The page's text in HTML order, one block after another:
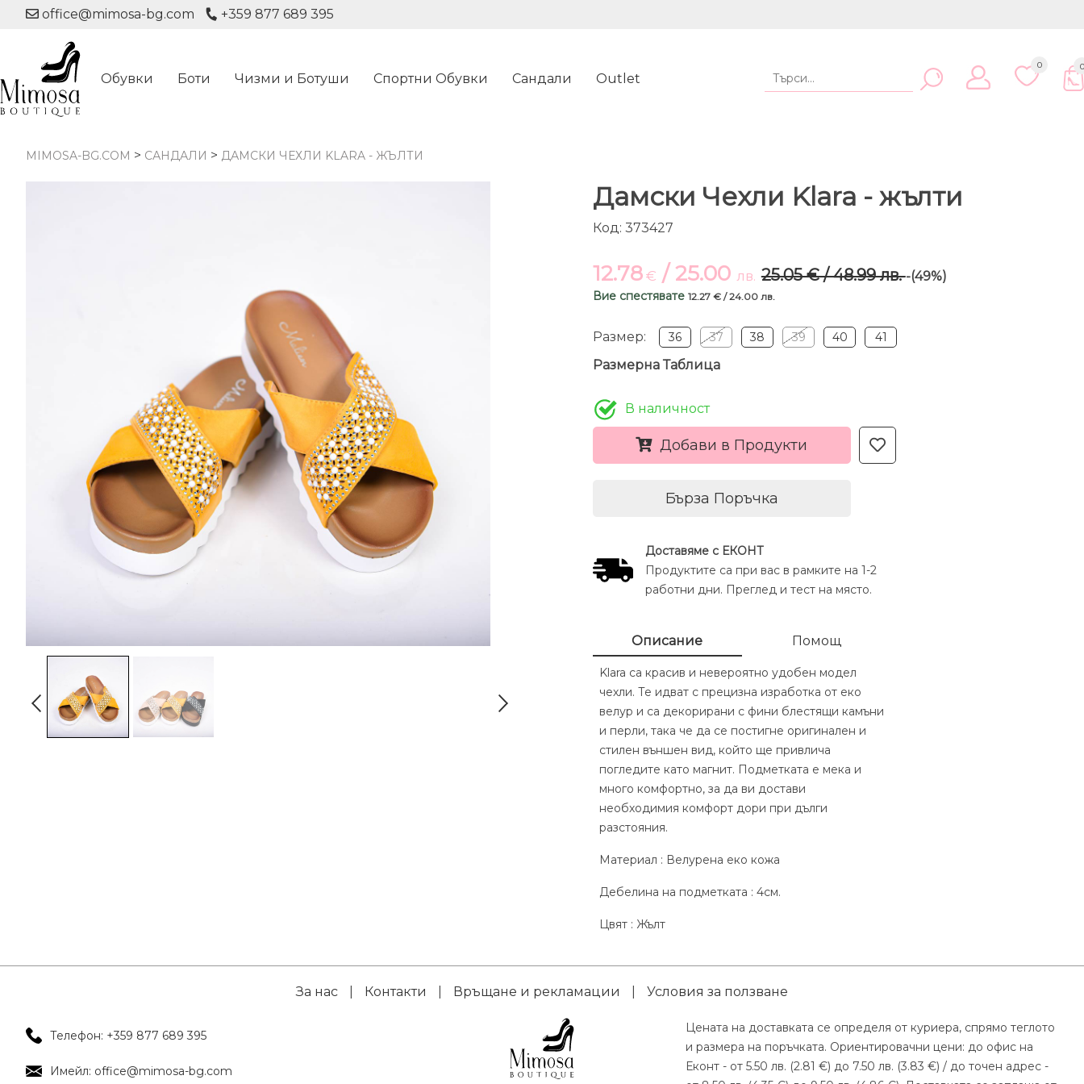
office@mimosa-bg.com +359 877 689 395
Обувки Боти Чизми и Ботуши Спортни Обувки Сандали Outlet
0
0
MIMOSA-BG.COM > САНДАЛИ > ДАМСКИ ЧЕХЛИ KLARA - ЖЪЛТИ
Дамски Чехли Klara - жълти
Код: 373427
12.78€ / 25.00 лв. 25.05 € / 48.99 лв.-(49%)
Вие спестявате 12.27 € / 24.00 лв.
Размер: 36 37 38 39 40 41
Размерна Таблица
В наличност
Добави в Продукти
Бърза Поръчка
Доставяме с ЕКОНТ
Продуктите са при вас в рамките на 1-2
работни дни. Преглед и тест на място.
Описание Помощ
Klara са красив и невероятно удобен модел
чехли. Те идват с прецизна изработка от еко
велур и са декорирани с фини блестящи камъни
и перли, така че да се постигне оригинален и
стилен външен вид, който ще привлича
погледите като магнит. Подметката е мека и
много комфортно, за да ви достави
необходимия комфорт дори при дълги
разстояния.
Материал : Велурена еко кожа
Дебелина на подметката : 4см.
Цвят : Жълт
За нас Контакти Връщане и рекламации Условия за ползване
Телефон: +359 877 689 395
Имейл: office@mimosa-bg.com
Цената на доставката се определя от куриера, спрямо теглото
и размера на поръчката. Ориентировачни цени: до офис на
Еконт - от 5.50 лв. (2.81 €) до 7.50 лв. (3.83 €) / до точен адрес -